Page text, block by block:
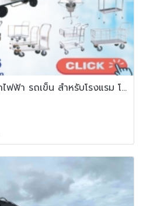
โรงงานผลิตและจำหน่ายรถไฟฟ้า รถเข็น สำหรับโรงแรม โรงงาน โรงพยาบาล